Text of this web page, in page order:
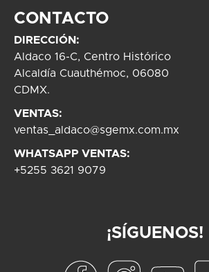
CONTACTO
DIRECCIÓN:
Aldaco 16-C, Centro Histórico
Alcaldía Cuauthémoc, 06080
CDMX.
VENTAS:
ventas_aldaco@sgemx.com.mx
WHATSAPP VENTAS:
+5255 3621 9079
¡SÍGUENOS!